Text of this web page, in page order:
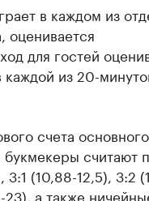
в каждом из
оценивается
для гостей
из 20-
счета основного
считают
(10,88-12,5), 3:2
23), а также